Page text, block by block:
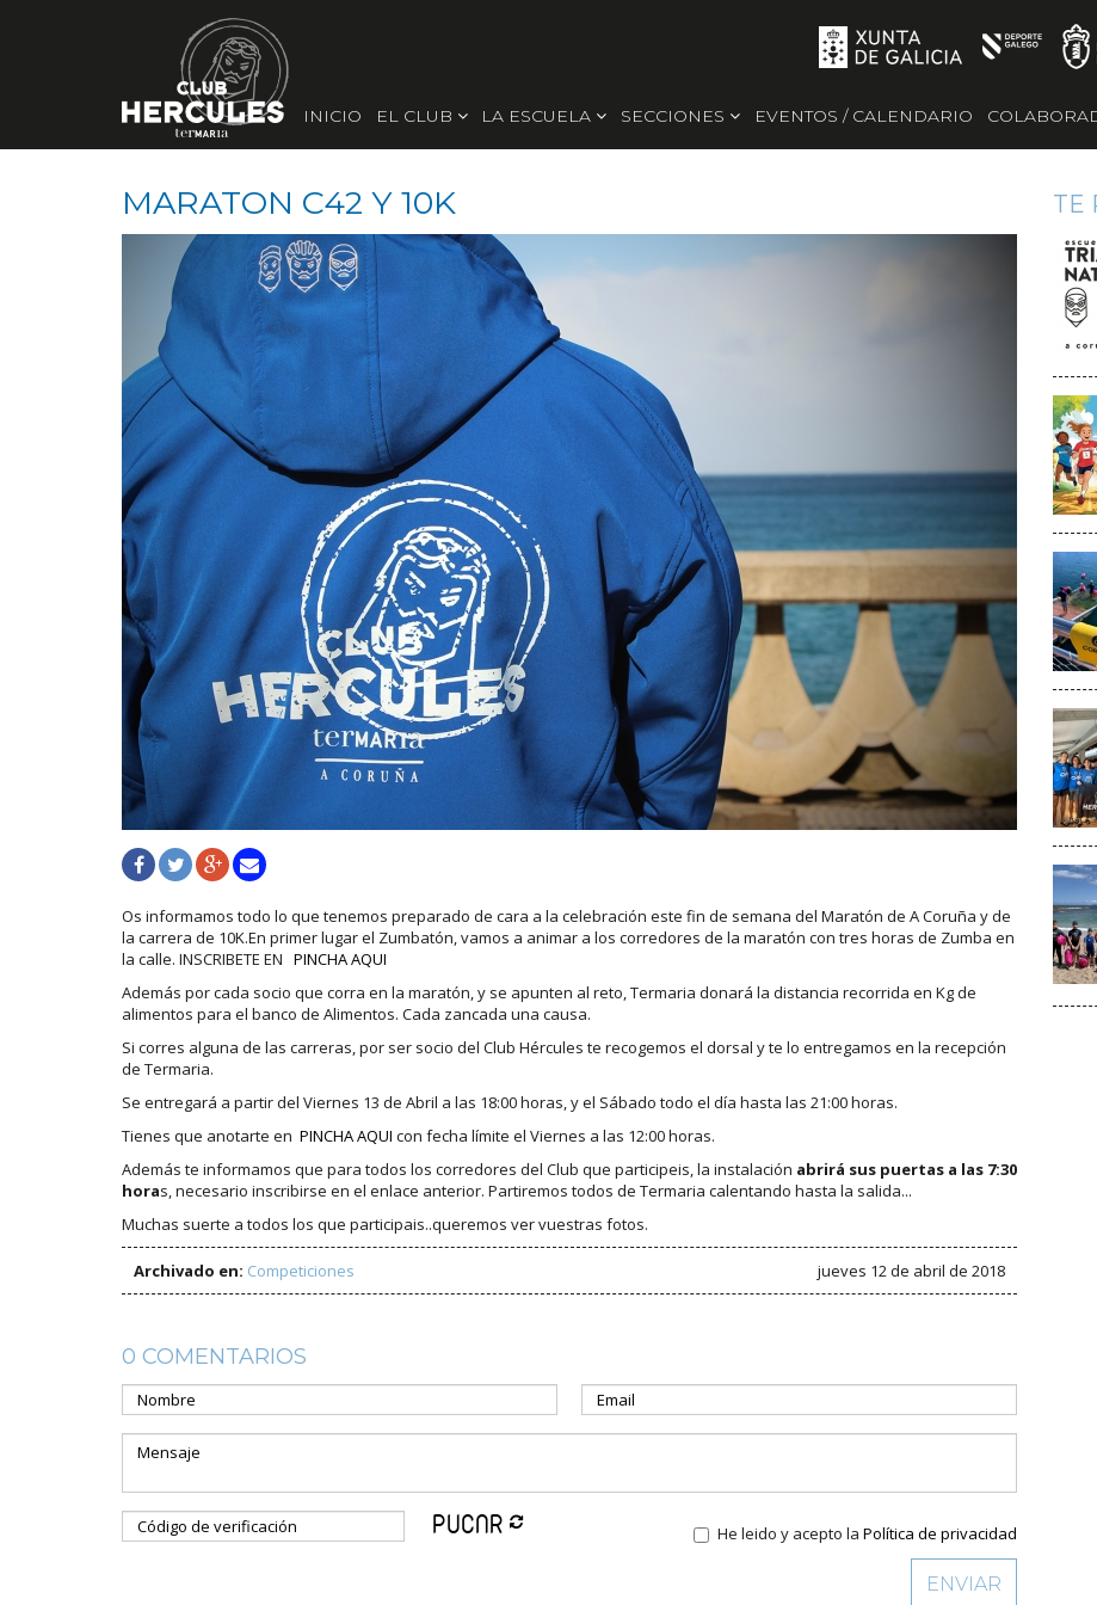
INICIO EL CLUB LA ESCUELA SECCIONES EVENTOS / CALENDARIO
MARATON C42 Y 10K
Os informamos todo lo que tenemos preparado de cara a la celebración este fin de semana del Maratón de A Coruña y de
la carrera de 10K.En primer lugar el Zumbatón, vamos a animar a los corredores de la maratón con tres horas de Zumba en
la calle. INSCRIBETE EN PINCHA AQUI
Además por cada socio que corra en la maratón, y se apunten al reto, Termaria donará la distancia recorrida en Kg de
alimentos para el banco de Alimentos. Cada zancada una causa.
Si corres alguna de las carreras, por ser socio del Club Hércules te recogemos el dorsal y te lo entregamos en la recepción
de Termaria.
Se entregará a partir del Viernes 13 de Abril a las 18:00 horas, y el Sábado todo el día hasta las 21:00 horas.
Tienes que anotarte en PINCHA AQUI con fecha límite el Viernes a las 12:00 horas.
Además te informamos que para todos los corredores del Club que participeis, la instalación abrirá sus puertas a las 7:30
horas, necesario inscribirse en el enlace anterior. Partiremos todos de Termaria calentando hasta la salida...
Muchas suerte a todos los que participais..queremos ver vuestras fotos.
Archivado en: Competiciones jueves 12 de abril de 2018
0 COMENTARIOS
He leido y acepto la Política de privacidad
TE